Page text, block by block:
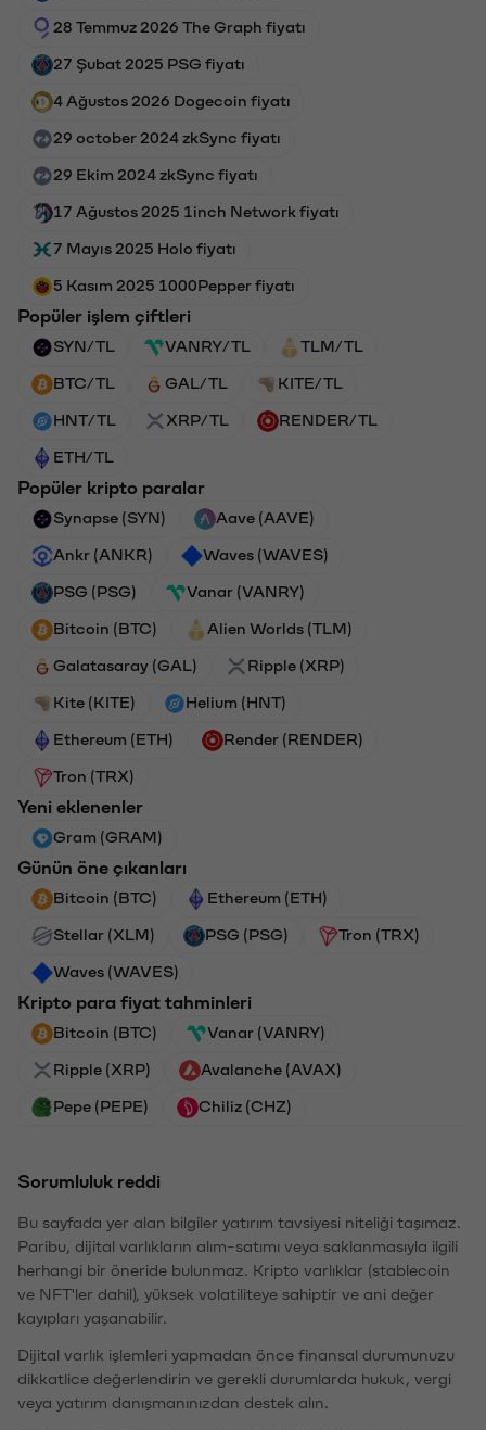
28 Temmuz 2026 The Graph fiyatı
27 Şubat 2025 PSG fiyatı
4 Ağustos 2026 Dogecoin fiyatı
29 october 2024 zkSync fiyatı
29 Ekim 2024 zkSync fiyatı
17 Ağustos 2025 1inch Network fiyatı
7 Mayıs 2025 Holo fiyatı
5 Kasım 2025 1000Pepper fiyatı
Popüler işlem çiftleri
SYN/TL VANRY/TL TLM/TL
BTC/TL GAL/TL KITE/TL
HNT/TL XRP/TL RENDER/TL
ETH/TL
Popüler kripto paralar
Synapse (SYN) Aave (AAVE)
Ankr (ANKR) Waves (WAVES)
PSG (PSG) Vanar (VANRY)
Bitcoin (BTC) Alien Worlds (TLM)
Galatasaray (GAL) Ripple (XRP)
Kite (KITE) Helium (HNT)
Ethereum (ETH) Render (RENDER)
Tron (TRX)
Yeni eklenenler
Gram (GRAM)
Günün öne çıkanları
Bitcoin (BTC) Ethereum (ETH)
Stellar (XLM) PSG (PSG) Tron (TRX)
Waves (WAVES)
Kripto para fiyat tahminleri
Bitcoin (BTC) Vanar (VANRY)
Ripple (XRP) Avalanche (AVAX)
Pepe (PEPE) Chiliz (CHZ)
Sorumluluk reddi
Bu sayfada yer alan bilgiler yatırım tavsiyesi niteliği taşımaz.
Paribu, dijital varlıkların alım-satımı veya saklanmasıyla ilgili
herhangi bir öneride bulunmaz. Kripto varlıklar (stablecoin
ve NFT'ler dahil), yüksek volatiliteye sahiptir ve ani değer
kayıpları yaşanabilir.
Dijital varlık işlemleri yapmadan önce finansal durumunuzu
dikkatlice değerlendirin ve gerekli durumlarda hukuk, vergi
veya yatırım danışmanınızdan destek alın.